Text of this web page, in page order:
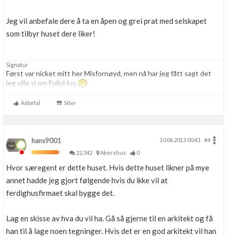
Jeg vil anbefale dere å ta en åpen og grei prat med selskapet
som tilbyr huset dere liker!
Signatur
Først var nicket mitt her Misfornøyd, men nå har jeg fått sagt det
jeg ville si om FolloHus
Anbefal Siter
hans9001 10.06.2013 00.43
#4
22,342
Akershus 0
Hvor særegent er dette huset. Hvis dette huset likner på mye
annet hadde jeg gjort følgende hvis du ikke vil at
ferdighusfirmaet skal bygge det.
Lag en skisse av hva du vil ha. Gå så gjerne til en arkitekt og få
han til å lage noen tegninger. Hvis det er en god arkitekt vil han